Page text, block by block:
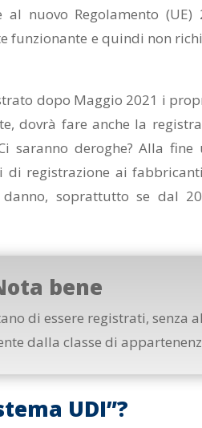
nuovo Regolamento (UE)
funzionante e quindi non
dopo Maggio 2021 i
dovrà fare anche la
saranno deroghe? Alla
registrazione ai
soprattutto se dal
bene
di essere registrati, senza
dalla classe di
UDI”?